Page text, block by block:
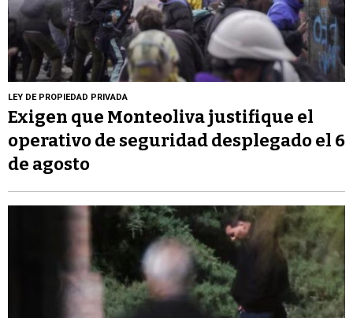
LEY DE PROPIEDAD PRIVADA
Exigen que Monteoliva justifique el
operativo de seguridad desplegado el 6
de agosto